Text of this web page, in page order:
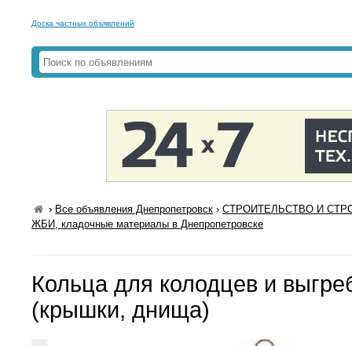
Доска частных объявлений
› Все объявления Днепропетровск ›СТРОИТЕЛЬСТВО И
ЖБИ, кладочные материалы в Днепропетровске
Кольца для колодцев и
(крышки, днища)